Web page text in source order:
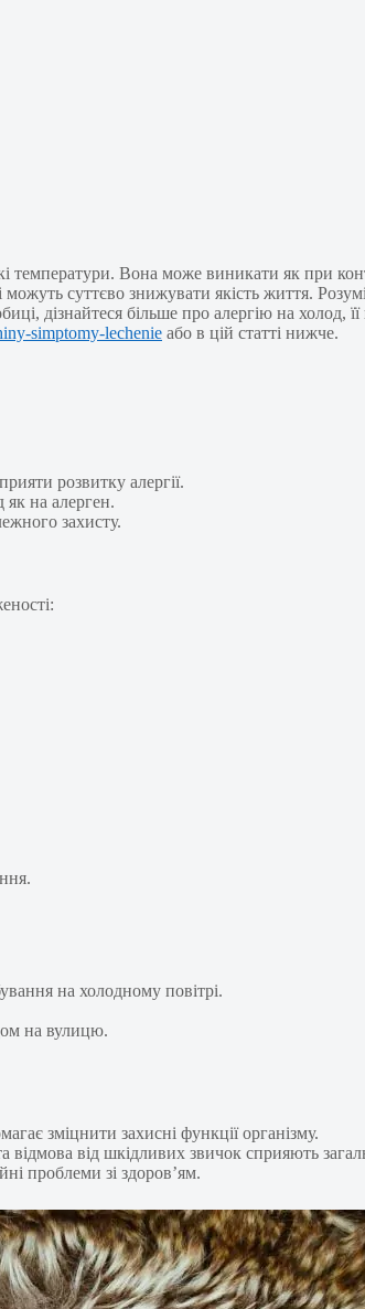
температури. Вона може виникати як при
можуть суттєво знижувати якість життя.
дізнайтеся більше про алергію на
simptomy-lechenie або в цій статті нижче.
розвитку алергії.
як на алерген.
захисту.
на холодному повітрі.
на вулицю.
зміцнити захисні функції організму.
відмова від шкідливих звичок сприяють
проблеми зі здоров’ям.